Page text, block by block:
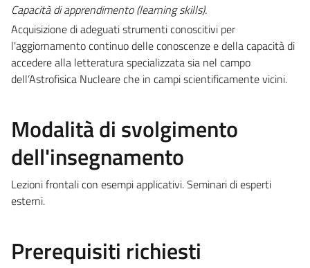
Capacità di apprendimento (learning skills).
Acquisizione di adeguati strumenti conoscitivi per
l'aggiornamento continuo delle conoscenze e della capacità di
accedere alla letteratura specializzata sia nel campo
dell’Astrofisica Nucleare che in campi scientificamente vicini.
Modalità di svolgimento
dell'insegnamento
Lezioni frontali con esempi applicativi. Seminari di esperti
esterni.
Prerequisiti richiesti